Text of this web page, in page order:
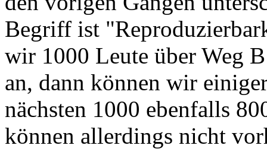
Begriff ist
wir 1000 Leute über Weg
an, dann können wir
nächsten 1000 ebenfalls
können allerdings nicht